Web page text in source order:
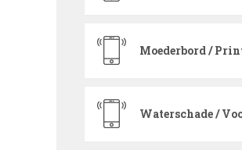
Moederbord /
Waterschade /